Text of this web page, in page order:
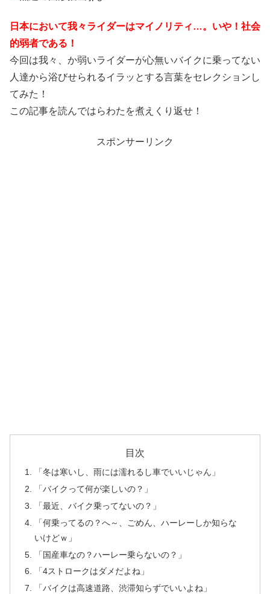
日本において我々ライダーはマイノリティ…。いや！社会
的弱者である！
今回は我々、か弱いライダーが心無いバイクに乗ってない
人達から浴びせられるイラッとする言葉をセレクションし
てみた！
この記事を読んではらわたを煮えくり返せ！
スポンサーリンク
目次
「冬は寒いし、雨には濡れるし車でいいじゃん」
「バイクって何が楽しいの？」
「最近、バイク乗ってないの？」
「何乗ってるの？へ～、ごめん、ハーレーしか知らな
いけどｗ」
「国産車なの？ハーレー乗らないの？」
「4ストロークはダメだよね」
「バイクは高速道路、渋滞知らずでいいよね」